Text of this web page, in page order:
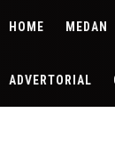
HOME MEDAN
ADVERTORIAL